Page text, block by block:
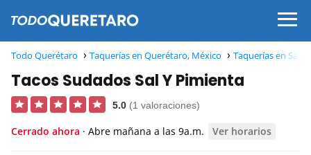
Todo Querétaro Taquerías en Querétaro, México Taquerías en
Tacos Sudados Sal Y Pimienta
5.0 (1 valoraciones)
Cerrado ahora · Abre mañana a las 9a.m. Ver horarios